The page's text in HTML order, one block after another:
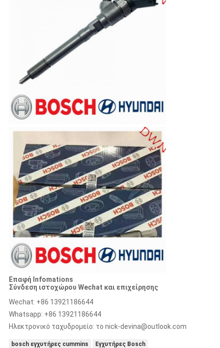
Επαφή Infomations
Σύνδεση ιστοχώρου Wechat και επιχείρησης
Wechat: +86 13921186644
Whatsapp: +86 13921186644
Ηλεκτρονικό ταχυδρομείο: το nick-devina@outlook.com
bosch εγχυτήρες cummins
Εγχυτήρες Bosch